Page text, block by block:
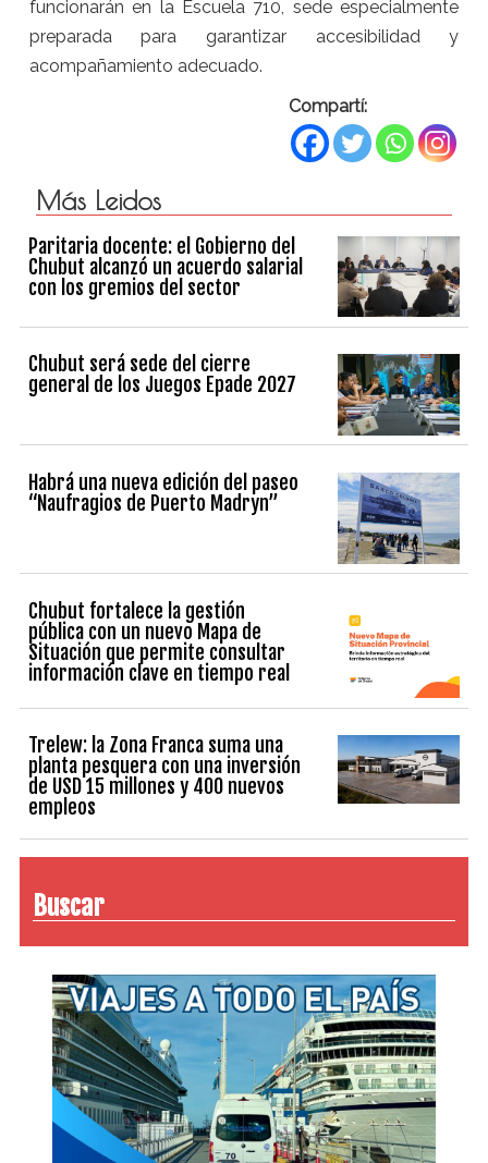
funcionarán en la Escuela 710, sede especialmente
preparada para garantizar accesibilidad y
acompañamiento adecuado.
Compartí:
Más Leidos
Paritaria docente: el Gobierno del
Chubut alcanzó un acuerdo salarial
con los gremios del sector
Chubut será sede del cierre
general de los Juegos Epade 2027
Habrá una nueva edición del paseo
“Naufragios de Puerto Madryn”
Chubut fortalece la gestión
pública con un nuevo Mapa de
Situación que permite consultar
información clave en tiempo real
Trelew: la Zona Franca suma una
planta pesquera con una inversión
de USD 15 millones y 400 nuevos
empleos
Buscar